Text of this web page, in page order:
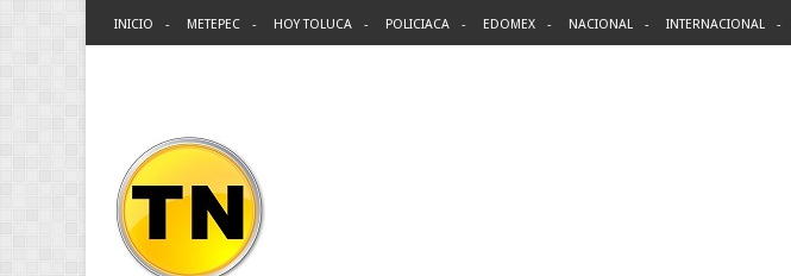
INICIO METEPEC HOY TOLUCA POLICIACA EDOMEX NACIONAL INTERNACIONAL